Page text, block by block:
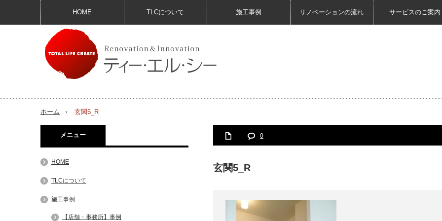
HOME TLCについて 施工事例 リノベーションの流れ サービスのご案内
ホーム 玄関5_R
0
玄関5_R
メニュー
HOME
TLCについて
施工事例
【店舗・事務所】事例